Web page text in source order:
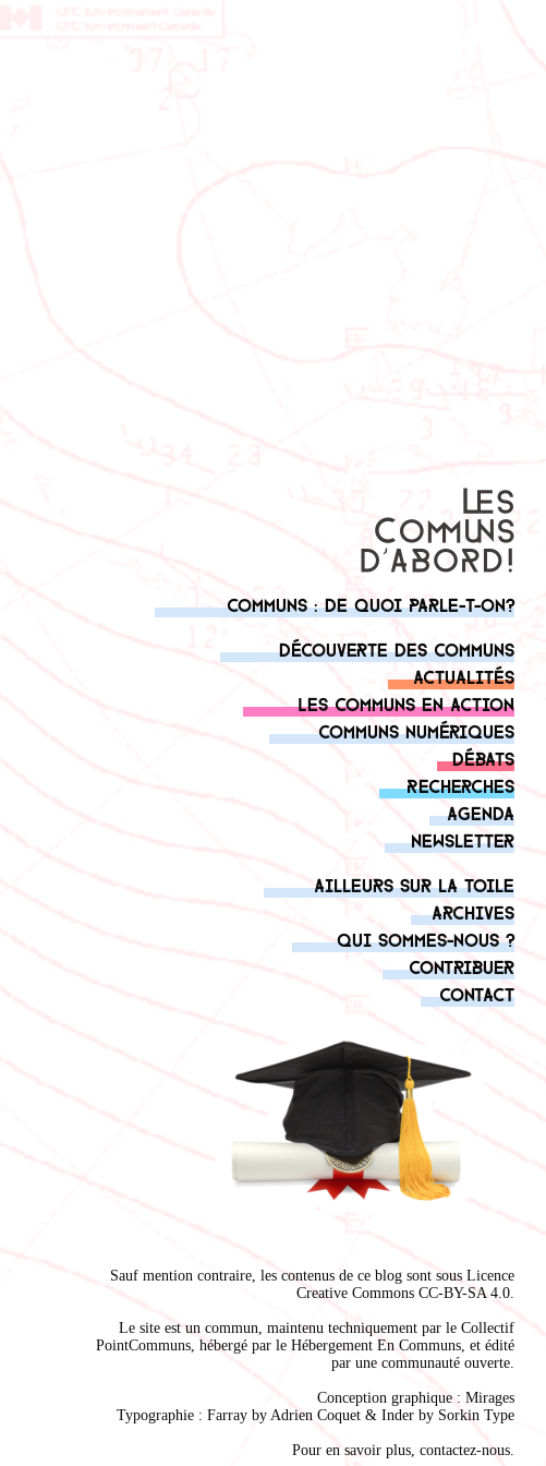
Communs : de quoi parle-t-on?
Découverte des communs
Actualités
Les communs en action
Communs numériques
Débats
Recherches
Agenda
Newsletter
Ailleurs sur la toile
Archives
Qui sommes-nous ?
Contribuer
Contact
Sauf mention contraire, les contenus de ce blog sont sous Licence
Creative Commons CC-BY-SA 4.0.
Le site est un commun, maintenu techniquement par le Collectif
PointCommuns, hébergé par le Hébergement En Communs, et édité
par une communauté ouverte.
Conception graphique : Mirages
Typographie : Farray by Adrien Coquet & Inder by Sorkin Type
Pour en savoir plus, contactez-nous.